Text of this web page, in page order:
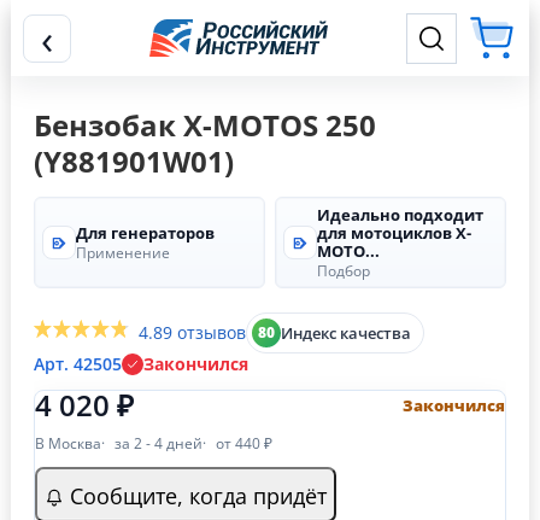
‹
Бензобак X-MOTOS 250
(Y881901W01)
Для генераторов
Применение
Идеально подходит
для мотоциклов X-
MOTO...
Подбор
4.89 отзывов 80 Индекс качества
Арт. 42505 Закончился
4 020 ₽ Закончился
В Москва за 2 - 4 дней от 440 ₽
Сообщите, когда придёт